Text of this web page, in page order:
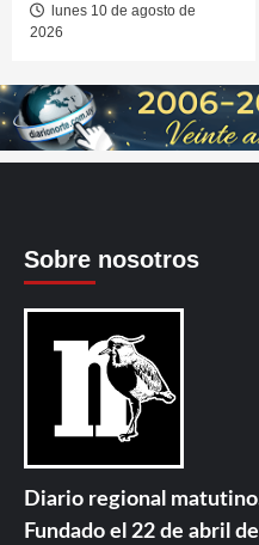
lunes 10 de agosto de
2026
Sobre nosotros
Diario regional
Fundado el 22 de abril